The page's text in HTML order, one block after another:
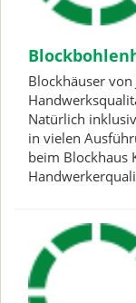
Blockhäuser
Natürlich
in vielen
beim Blockhaus